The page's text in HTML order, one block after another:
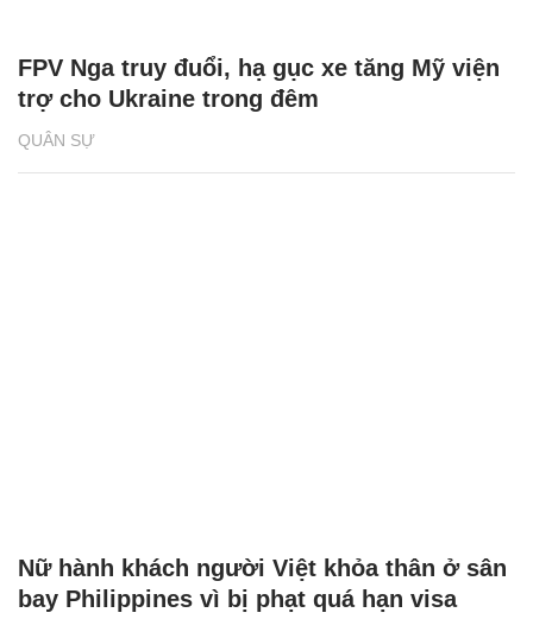
QUÂN SỰ
FPV Nga truy đuổi, hạ gục xe tăng Mỹ viện
trợ cho Ukraine trong đêm
Nữ hành khách người Việt khỏa thân ở sân
bay Philippines vì bị phạt quá hạn visa